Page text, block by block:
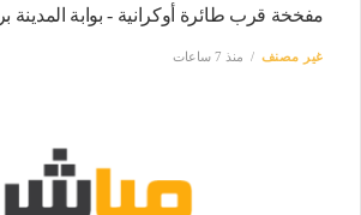
مفخخة قرب طائرة أوكرانية - بوابة المدينة
غير مصنف منذ 7 ساعات